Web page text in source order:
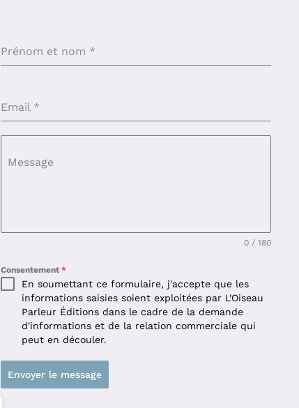
Prénom et nom *
Email *
Message
0 / 180
Consentement *
En soumettant ce formulaire, j'accepte que les
informations saisies soient exploitées par L'Oiseau
Parleur Éditions dans le cadre de la demande
d'informations et de la relation commerciale qui
peut en découler.
Envoyer le message